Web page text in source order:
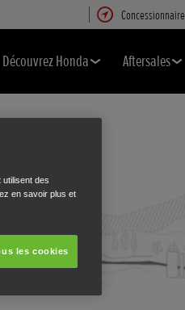
Concessionnaire
Découvrez Honda Aftersales
des
en savoir plus et
les cookies